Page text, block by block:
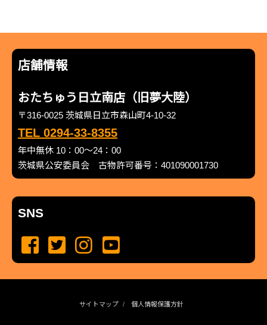
店舗情報
おたちゅう日立南店（旧夢大陸）
〒316-0025 茨城県日立市森山町4-10-32
TEL 0294-33-8355
年中無休 10：00～24：00
茨城県公安委員会 古物許可番号：401090001730
SNS
サイトマップ 個人情報保護方針